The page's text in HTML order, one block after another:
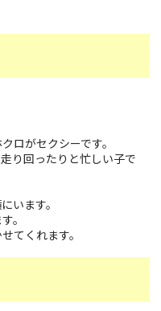
ロがセクシーです。
り回ったりと忙しい子で
います。
。
てくれます。